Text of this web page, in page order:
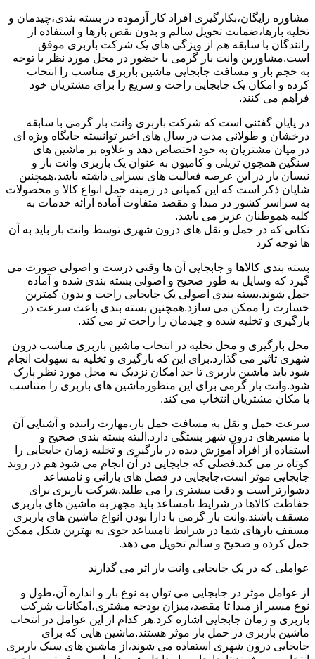
مشاوره رایگان،بکارگیری افراد کار آزموده در بسته بندی،چیدمان و
تخلیه بارها،ضمانت تحویل سالم و بدون نقص بارها و استفاده از
رانندگان با سابقه هم از ویژگی های یک شرکت باربری موفق
است.مشاورین وانت بار گرمی با حضور در محل مورد نظر با توجه
به حجم بار و مسافت جابجایی ماشین باربری مناسب را انتخاب
کرده و امکان یک جابجایی راحت و سریع را برای مشتریان خود
فراهم می کنند.
در پایان گفتنی است که شرکت باربری وانت بار گرمی با سابقه
درخشان و طولانی مدت در سال های اخیر توانسته جایگاه ویژه ای
در میان مشتریان به خود اختصاص دهد و علاوه بر ماشین های
سنگین همچون تریلی و کامیون به عنوان یک باربری وانت بار و
نیسان بار در این عرصه فعالیت های بسزایی داشته باشد،همچنین
شایان ذکر است که این کمپانی در زمینه حمل انواع کالا و محصولات
به سراسر کشور در مبدا و مقصد متفاوت آماده ارائه خدمات به
کلیه هموطنان عزیز می باشد.
نکاتی که در حمل و نقل های درون شهری توسط وانت بار باید به آن
ها توجه کرد
بسته بندی کالاها و جابجایی آن ها وقتی درست و اصولی صورت می
گیرد که وسایل به طور صحیح و اصولی بسته بندی شده و آماده
حمل شوند.بسته بندی اصولی یک جابجایی راحت و بدون کمترین
خسارت را ممکن می سازد.همچنین بسته بندی باعث سرعت در
بارگیری و تخلیه شده و چیدمان را راحت تر می کند.
محل بارگیری و محل تخلیه در انتخاب ماشین باربری مناسب درون
شهری تاثیر می گذارد.برای این که بارگیری و تخلیه به سهولت انجام
شود باید ماشین باربری تا حد امکان نزدیک به محل مورد نظر پارک
شود.وانت بار گرمی برای این منظورماشین های باربری را متناسب
با مکان مشتریان انتخاب می کند.
سرعت حمل و نقل به مسافت حمل بار،مهارت راننده و آشنایی آن
با مسیرهای درون شهر بستگی دارد.البته بسته بندی صحیح و
استفاده از افراد آموزش دیده در بارگیری و تخلیه زمان جابجایی را
کوتاه تر می کند.فصلی که جابجایی در آن انجام می شود هم در روند
جابجایی موثر است،جابجایی در فصل های بارانی و نامساعد
دشوارتر است و دقت بیشتری را می طلبد.شرکت باربری برای
حفاظت کالاها در شرایط نامساعد باید مجهز به ماشین های باربری
مسقف باشند.وانت بار گرمی با دارا بودن انواع ماشین های باربری
مسقف بارهای شما در شرایط نامساعد جوی به بهترین شکل ممکن
حمل کرده و صحیح و سالم تحویل می دهد.
عواملی که در یک جابجایی وانت بار اثر می گذارند
از عوامل موثر در جابجایی می توان به نوع بار و اندازه آن،طول و
نوع مسیر از مبدا تا مقصد،میزان بودجه مشتری،امکانات شرکت
باربری و زمان جابجایی اشاره کرد.هر کدام از این عوامل در انتخاب
ماشین باربری در حمل بار موثر هستند.ماشین هایی که برای
جابجایی درون شهری استفاده می شوند،از ماشین های سبک باربری